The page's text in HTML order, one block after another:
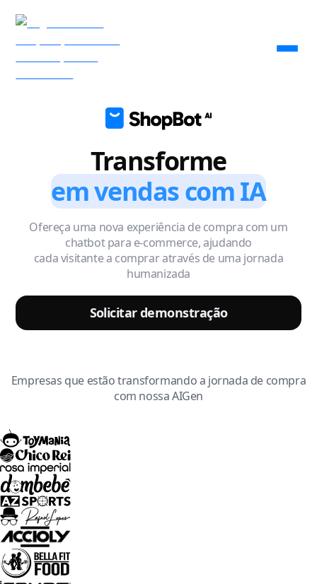
Transforme
em vendas com IA
Ofereça uma nova experiência de compra com um
chatbot para e-commerce, ajudando
cada visitante a comprar através de uma jornada
humanizada
Solicitar demonstração
Empresas que estão transformando a jornada de compra
com nossa AIGen